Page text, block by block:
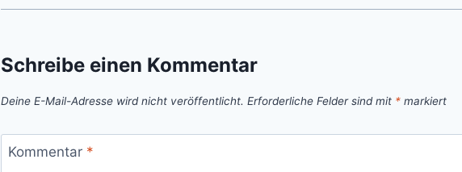
Schreibe einen Kommentar
Deine E-Mail-Adresse wird nicht veröffentlicht. Erforderliche Felder sind mit * markiert
Kommentar *